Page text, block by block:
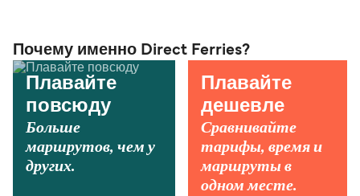
Почему именно Direct Ferries?
Плавайте
повсюду
Больше
маршрутов, чем у
других.
Плавайте
дешевле
Сравнивайте
тарифы, время и
маршруты в
одном месте.